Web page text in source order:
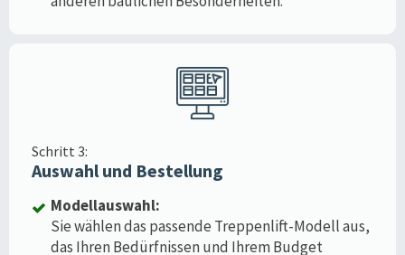
Schritt 3:
Auswahl und Bestellung
Modellauswahl:
Sie wählen das passende Treppenlift-Modell aus,
das Ihren Bedürfnissen und Ihrem Budget